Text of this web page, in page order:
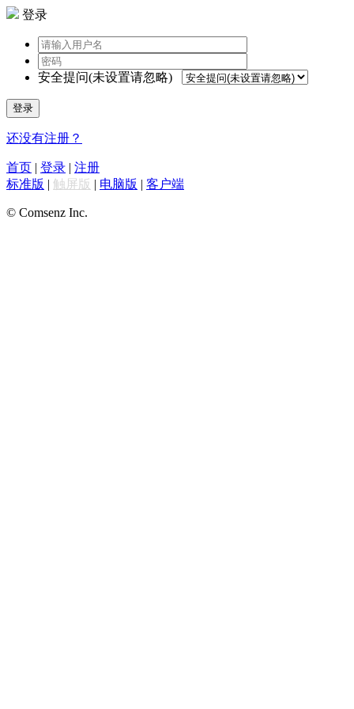
登录
安全提问(未设置请忽略)
登录
还没有注册？
首页 | 登录 | 注册
标准版 | 触屏版 | 电脑版 | 客户端
© Comsenz Inc.